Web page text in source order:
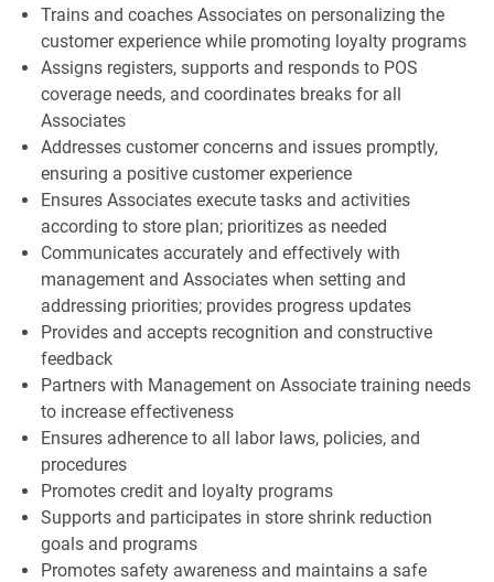
Trains and coaches Associates on personalizing the
customer experience while promoting loyalty programs
Assigns registers, supports and responds to POS
coverage needs, and coordinates breaks for all
Associates
Addresses customer concerns and issues promptly,
ensuring a positive customer experience
Ensures Associates execute tasks and activities
according to store plan; prioritizes as needed
Communicates accurately and effectively with
management and Associates when setting and
addressing priorities; provides progress updates
Provides and accepts recognition and constructive
feedback
Partners with Management on Associate training needs
to increase effectiveness
Ensures adherence to all labor laws, policies, and
procedures
Promotes credit and loyalty programs
Supports and participates in store shrink reduction
goals and programs
Promotes safety awareness and maintains a safe